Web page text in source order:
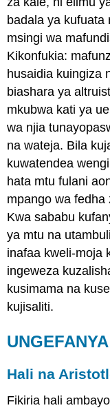
badala ya kufuata
msingi wa
Kikonfukia:
husaidia kuingiza
biashara ya
mkubwa kati ya
wa njia
na wateja. Bila
kuwatendea
hata mtu fulani
mpango wa
Kwa sababu
ya mtu na
inafaa kweli-moja
ingeweza
kusimama na
kujisaliti.
Hali na
Fikiria hali